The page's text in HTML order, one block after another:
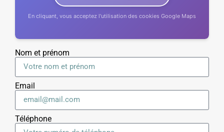
En cliquant, vous acceptez l'utilisation des cookies Google Maps
Nom et prénom
Email
Téléphone